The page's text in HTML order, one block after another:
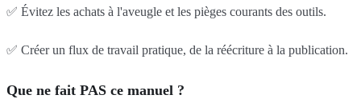
✅ Évitez les achats à l'aveugle et les pièges courants des outils.
✅ Créer un flux de travail pratique, de la réécriture à la publication.
Que ne fait PAS ce manuel ?